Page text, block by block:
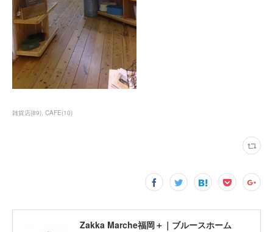
雑貨店(89) CAFE(10)
Zakka Marche福岡＋｜ブルースホーム